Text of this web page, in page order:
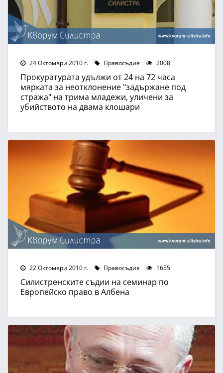
24 Октомври 2010 г. Правосъдие 2008
Прокуратурата удължи от 24 на 72 часа
мярката за неотклонение "задържане под
стража" на трима младежи, уличени за
убийството на двама клошари
22 Октомври 2010 г. Правосъдие 1655
Силистренските съдии на семинар по
Европейско право в Албена